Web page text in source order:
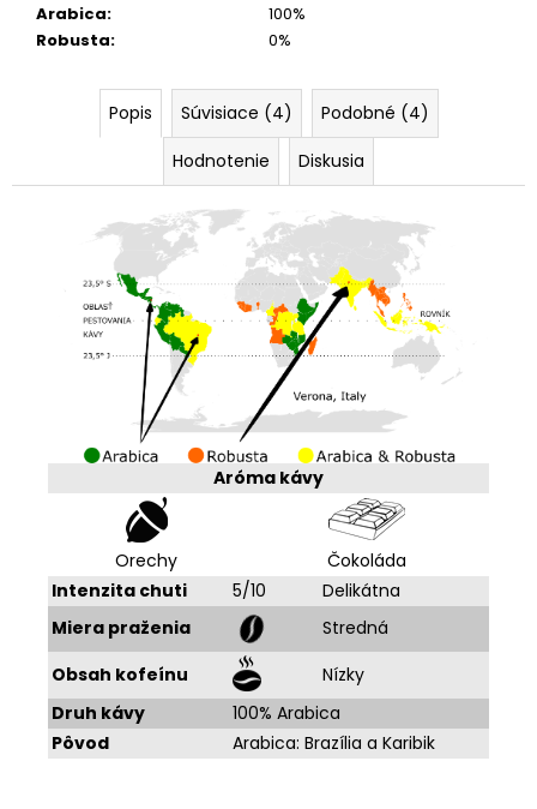
Arabica:
100%
Robusta: 0%
Popis Súvisiace (4)
Podobné (4)
Hodnotenie
Diskusia
Aróma kávy
Orechy
Čokoláda
Intenzita chuti
5/10
Delikátna
Miera praženia
Stredná
Obsah kofeínu
Nízky
Druh kávy
100% Arabica
Pôvod
Arabica: Brazília a Karibik